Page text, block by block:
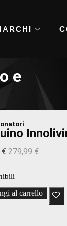
e
€ 279,99 €
al carrello